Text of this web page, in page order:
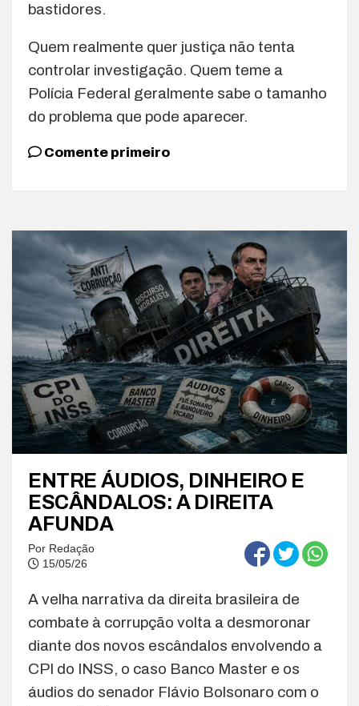
bastidores.
Quem realmente quer justiça não tenta
controlar investigação. Quem teme a
Polícia Federal geralmente sabe o tamanho
do problema que pode aparecer.
Comente primeiro
ENTRE ÁUDIOS, DINHEIRO E
ESCÂNDALOS: A DIREITA
AFUNDA
Por Redação
15/05/26
A velha narrativa da direita brasileira de
combate à corrupção volta a desmoronar
diante dos novos escândalos envolvendo a
CPI do INSS, o caso Banco Master e os
áudios do senador Flávio Bolsonaro com o